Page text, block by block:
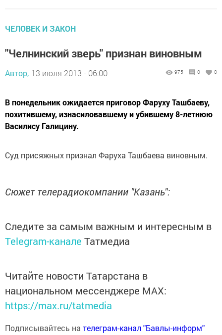
ЧЕЛОВЕК И ЗАКОН
"Челнинский зверь" признан виновным
Автор, 13 июля 2013 - 06:00 975 0 0
В понедельник ожидается приговор Фаруху Ташбаеву,
похитившему, изнасиловавшему и убившему 8-летнюю
Василису Галицину.
Суд присяжных признал Фаруха Ташбаева виновным.
Сюжет телерадиокомпании "Казань":
Следите за самым важным и интересным в
Telegram-канале Татмедиа
Читайте новости Татарстана в
национальном мессенджере MАХ:
https://max.ru/tatmedia
Подписывайтесь на телеграм-канал "Бавлы-информ"